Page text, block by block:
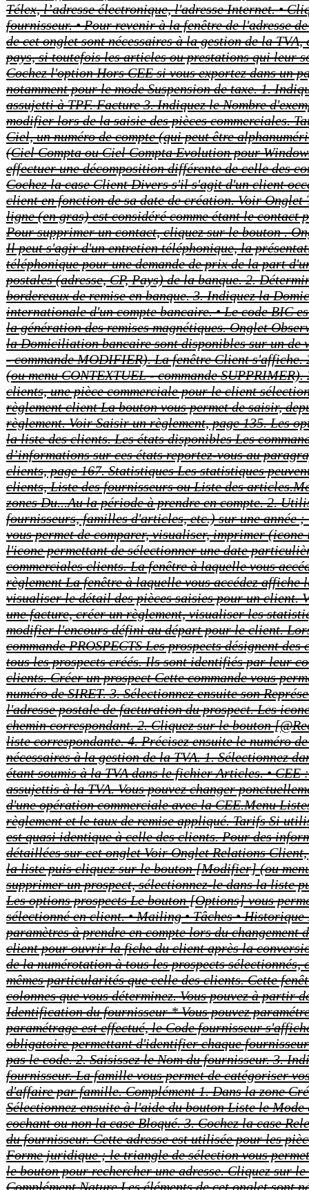
Les prospects désignent
tous les prospects créés. Ils sont identifiés par leur
clients. Créer un prospect Cette commande vous
numéro de SIRET. 3. Sélectionnez ensuite son
l'adresse postale de facturation du prospect. Les
chemin correspondant. 2. Cliquez sur le bouton
liste correspondante. 4. Précisez ensuite le numéro
nécessaires à la gestion de la TVA. 1. Sélectionnez
étant soumis à la TVA dans le fichier Articles. • CEE
assujettis à la TVA. Vous pouvez changer
d'une opération commerciale avec la CEE.Menu
règlement et le taux de remise appliqué. Tarifs Si
est quasi identique à celle des clients. Pour des
détaillées sur cet onglet Voir Onglet Relations
la liste puis cliquez sur le bouton [Modifier] (ou
supprimer un prospect, sélectionnez-le dans la liste
Les options prospects Le bouton [Options] vous
sélectionné en client. • Mailing • Tâches •
paramètres à prendre en compte lors du
client pour ouvrir la fiche du client après la
de la numérotation à tous les prospects
mêmes particularités que celle des clients. Cette
colonnes que vous déterminez. Vous pouvez à partir
Identification du fournisseur * Vous pouvez
paramétrage est effectué, le Code fournisseur
obligatoire permettant d'identifier chaque
pas le code. 2. Saisissez le Nom du fournisseur. 3.
fournisseur. La famille vous permet de catégoriser
d'affaire par famille. Complément 1. Dans la zone
Sélectionnez ensuite à l'aide du bouton Liste le
cochant ou non la case Bloqué. 3. Cochez la case
du fournisseur. Cette adresse est utilisée pour les
Forme juridique ; le triangle de sélection vous
le bouton pour rechercher une adresse. Cliquez sur
Complément Nature Les éléments de cet onglet